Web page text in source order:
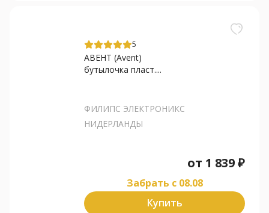
5
АВЕНТ (Avent)
бутылочка пласт....
ФИЛИПС ЭЛЕКТРОНИКС
НИДЕРЛАНДЫ
от 1 839₽
Забрать c 08.08
Купить